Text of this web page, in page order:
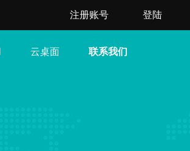
注册账号 登陆
云桌面 联系我们